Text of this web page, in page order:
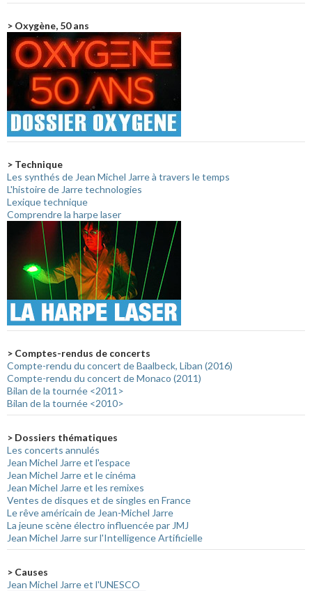
> Oxygène, 50 ans
> Technique
Les synthés de Jean Michel Jarre à travers le temps
L'histoire de Jarre technologies
Lexique technique
Comprendre la harpe laser
> Comptes-rendus de concerts
Compte-rendu du concert de Baalbeck, Liban (2016)
Compte-rendu du concert de Monaco (2011)
Bilan de la tournée <2011>
Bilan de la tournée <2010>
> Dossiers thématiques
Les concerts annulés
Jean Michel Jarre et l'espace
Jean Michel Jarre et le cinéma
Jean Michel Jarre et les remixes
Ventes de disques et de singles en France
Le rêve américain de Jean-Michel Jarre
La jeune scène électro influencée par JMJ
Jean Michel Jarre sur l'Intelligence Artificielle
> Causes
Jean Michel Jarre et l'UNESCO